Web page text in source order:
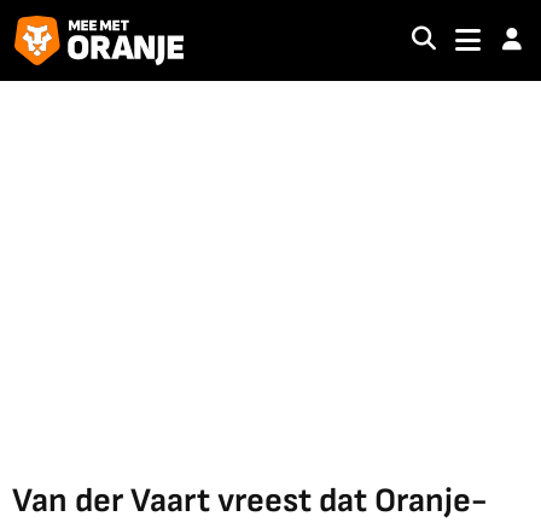
Van der Vaart vreest dat Oranje-